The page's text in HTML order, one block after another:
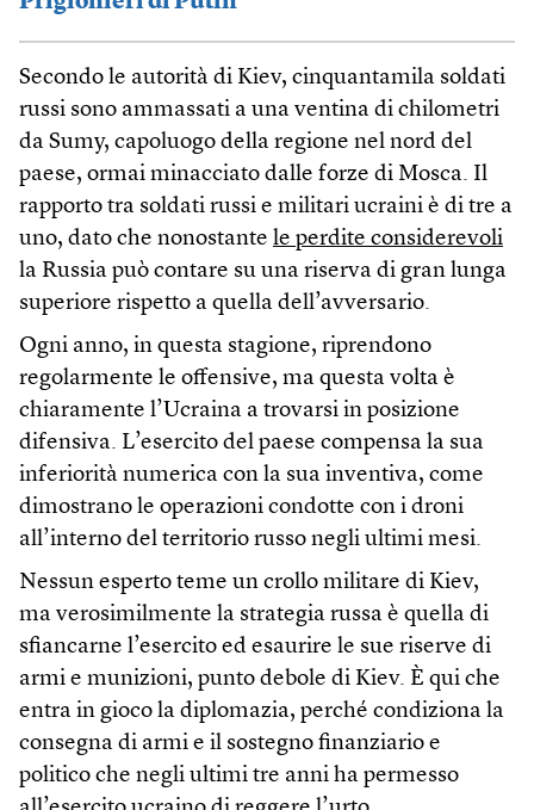
Secondo le autorità di Kiev, cinquantamila soldati
russi sono ammassati a una ventina di chilometri
da Sumy, capoluogo della regione nel nord del
paese, ormai minacciato dalle forze di Mosca. Il
rapporto tra soldati russi e militari ucraini è di tre a
uno, dato che nonostante le perdite considerevoli
la Russia può contare su una riserva di gran lunga
superiore rispetto a quella dell’avversario.
Ogni anno, in questa stagione, riprendono
regolarmente le offensive, ma questa volta è
chiaramente l’Ucraina a trovarsi in posizione
difensiva. L’esercito del paese compensa la sua
inferiorità numerica con la sua inventiva, come
dimostrano le operazioni condotte con i droni
all’interno del territorio russo negli ultimi mesi.
Nessun esperto teme un crollo militare di Kiev,
ma verosimilmente la strategia russa è quella di
sfiancarne l’esercito ed esaurire le sue riserve di
armi e munizioni, punto debole di Kiev. È qui che
entra in gioco la diplomazia, perché condiziona la
consegna di armi e il sostegno finanziario e
politico che negli ultimi tre anni ha permesso